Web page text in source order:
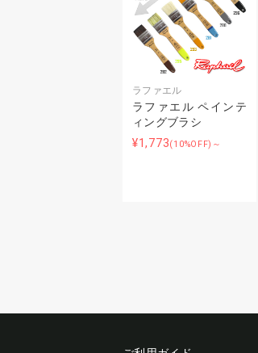
ラファエル
ラファエル ペインテ
ィングブラシ
¥1,773(10%OFF)～